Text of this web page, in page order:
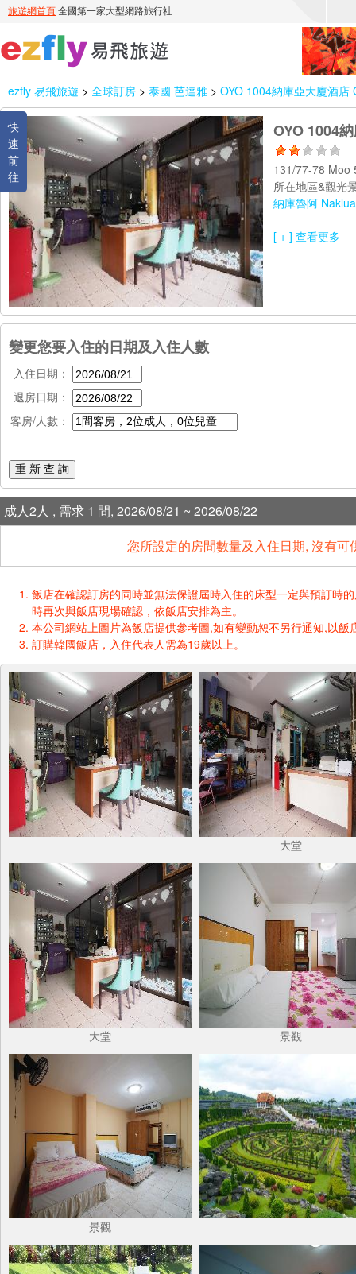
ezfly 易飛旅遊 > 全球訂房 > 泰國 芭達雅 > OYO 1004納庫亞大廈酒
快
速
前
往
OYO 1004
131/77-78
所在地區&觀光
納庫魯阿 Naklua
[ + ] 查看更多
變更您要入住的日期及入住人數
入住日期：
退房日期：
客房/人數：
重 新 查 詢
成人2人 , 需求 1 間, 2026/08/21 ~ 2026/08/22
您所設定的房間數量及入住日期, 沒有
飯店在確認訂房的同時並無法保證屆時入住的床型一定與預訂時
時再次與飯店現場確認，依飯店安排為主。
本公司網站上圖片為飯店提供參考圖,如有變動恕不另行通知,以飯
訂購韓國飯店，入住代表人需為19歲以上。
大堂
大堂 景觀
景觀